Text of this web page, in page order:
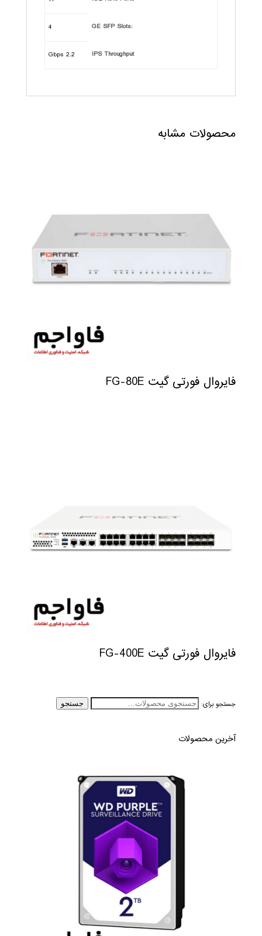
:GE SFP Slots
4
IPS Throughput
2.2 Gbps
محصولات مشابه
فایروال فورتی گیت FG-80E
فایروال فورتی گیت FG-400E
جستجو برای: جستجو
آخرین محصولات